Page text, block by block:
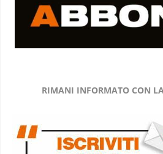
RIMANI INFORMATO CON